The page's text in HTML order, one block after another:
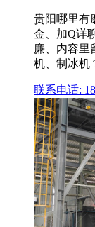
贵阳哪里有
金、加Q详
廉、内容里
机、制冰机
联系电话: